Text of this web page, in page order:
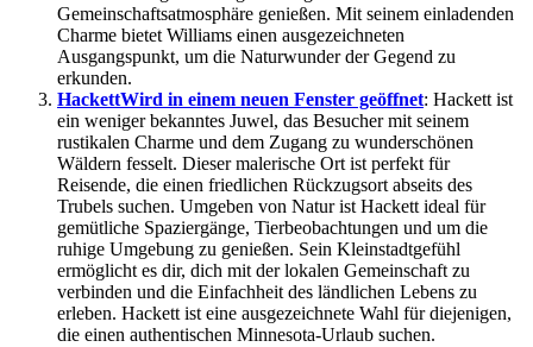
Gemeinschaftsatmosphäre genießen. Mit seinem einladenden
Charme bietet Williams einen ausgezeichneten
Ausgangspunkt, um die Naturwunder der Gegend zu
erkunden.
HackettWird in einem neuen Fenster geöffnet: Hackett ist
ein weniger bekanntes Juwel, das Besucher mit seinem
rustikalen Charme und dem Zugang zu wunderschönen
Wäldern fesselt. Dieser malerische Ort ist perfekt für
Reisende, die einen friedlichen Rückzugsort abseits des
Trubels suchen. Umgeben von Natur ist Hackett ideal für
gemütliche Spaziergänge, Tierbeobachtungen und um die
ruhige Umgebung zu genießen. Sein Kleinstadtgefühl
ermöglicht es dir, dich mit der lokalen Gemeinschaft zu
verbinden und die Einfachheit des ländlichen Lebens zu
erleben. Hackett ist eine ausgezeichnete Wahl für diejenigen,
die einen authentischen Minnesota-Urlaub suchen.